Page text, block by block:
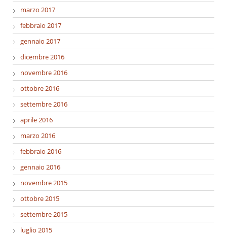
marzo 2017
febbraio 2017
gennaio 2017
dicembre 2016
novembre 2016
ottobre 2016
settembre 2016
aprile 2016
marzo 2016
febbraio 2016
gennaio 2016
novembre 2015
ottobre 2015
settembre 2015
luglio 2015